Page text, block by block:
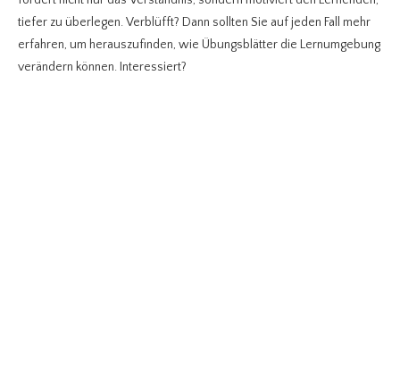
tiefer zu überlegen. Verblüfft? Dann sollten Sie auf jeden Fall mehr
erfahren, um herauszufinden, wie Übungsblätter die Lernumgebung
verändern können. Interessiert?